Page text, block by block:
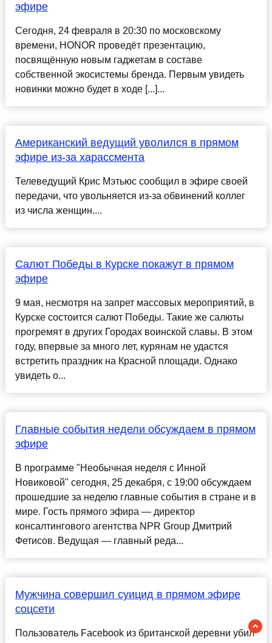
эфире
Сегодня, 24 февраля в 20:30 по московскому
времени, HONOR проведёт презентацию,
посвящённую новым гаджетам в составе
собственной экосистемы бренда. Первым увидеть
новинки можно будет в ходе [...]...
Американский ведущий уволился в прямом
эфире из-за харассмента
Телеведущий Крис Мэтьюс сообщил в эфире своей
передачи, что увольняется из-за обвинений коллег
из числа женщин....
Салют Победы в Курске покажут в прямом
эфире
9 мая, несмотря на запрет массовых мероприятий, в
Курске состоится салют Победы. Такие же салюты
прогремят в других Городах воинской славы. В этом
году, впервые за много лет, курянам не удастся
встретить праздник на Красной площади. Однако
увидеть о...
Главные события недели обсуждаем в прямом
эфире
В программе "Необычная неделя с Инной
Новиковой" сегодня, 25 декабря, с 19:00 обсуждаем
прошедшие за неделю главные события в стране и в
мире. Гость прямого эфира — директор
консалтингового агентства NPR Group Дмитрий
Фетисов. Ведущая — главный реда...
Мужчина совершил суицид в прямом эфире
соцсети
Пользователь Facebook из британской деревни убил